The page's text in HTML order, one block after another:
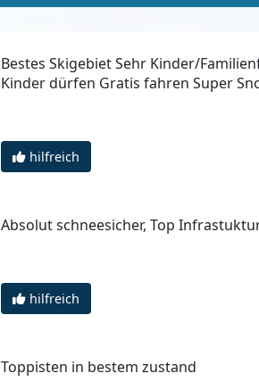
Bestes Skigebiet Sehr Kinder/
Kinder dürfen Gratis fahren Super
hilfreich
Absolut schneesicher, Top
hilfreich
Toppisten in bestem zustand